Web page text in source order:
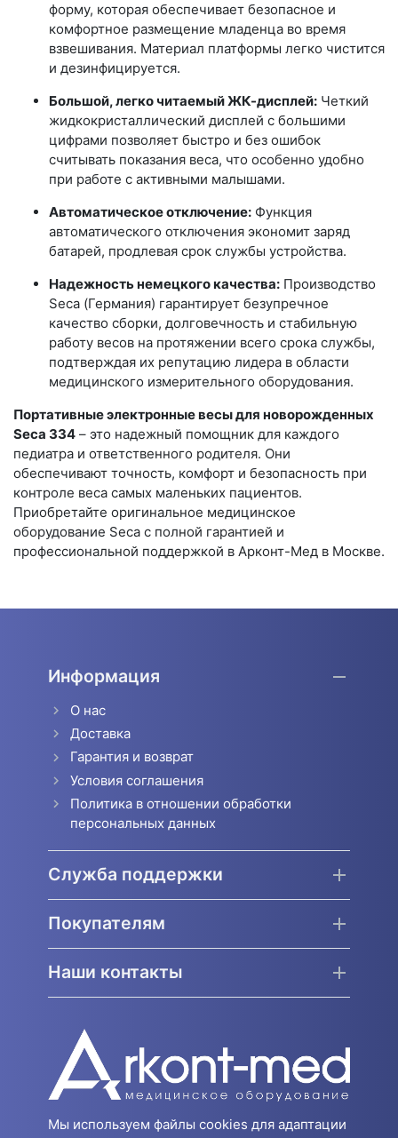
форму, которая обеспечивает безопасное и
комфортное размещение младенца во время
взвешивания. Материал платформы легко чистится
и дезинфицируется.
Большой, легко читаемый ЖК-дисплей: Четкий
жидкокристаллический дисплей с большими
цифрами позволяет быстро и без ошибок
считывать показания веса, что особенно удобно
при работе с активными малышами.
Автоматическое отключение: Функция
автоматического отключения экономит заряд
батарей, продлевая срок службы устройства.
Надежность немецкого качества: Производство
Seca (Германия) гарантирует безупречное
качество сборки, долговечность и стабильную
работу весов на протяжении всего срока службы,
подтверждая их репутацию лидера в области
медицинского измерительного оборудования.
Портативные электронные весы для новорожденных
Seca 334 – это надежный помощник для каждого
педиатра и ответственного родителя. Они
обеспечивают точность, комфорт и безопасность при
контроле веса самых маленьких пациентов.
Приобретайте оригинальное медицинское
оборудование Seca с полной гарантией и
профессиональной поддержкой в Арконт-Мед в Москве.
Информация
О нас
Доставка
Гарантия и возврат
Условия соглашения
Политика в отношении обработки
персональных данных
Служба поддержки
Покупателям
Наши контакты
Мы используем файлы cookies для адаптации